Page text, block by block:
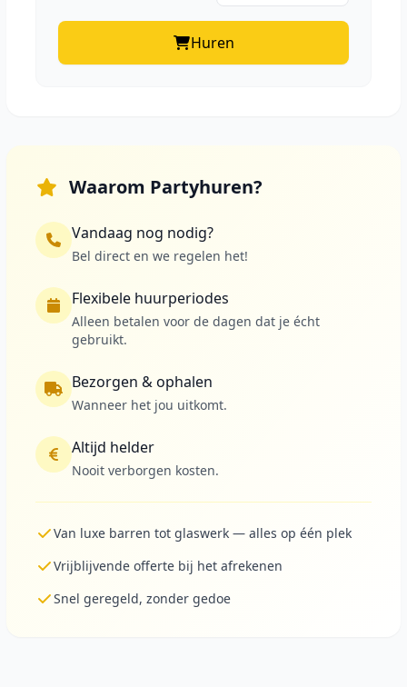
Huren
Waarom Partyhuren?
Vandaag nog nodig?
Bel direct en we regelen het!
Flexibele huurperiodes
Alleen betalen voor de dagen dat je écht
gebruikt.
Bezorgen & ophalen
Wanneer het jou uitkomt.
Altijd helder
Nooit verborgen kosten.
Van luxe barren tot glaswerk — alles op één plek
Vrijblijvende offerte bij het afrekenen
Snel geregeld, zonder gedoe